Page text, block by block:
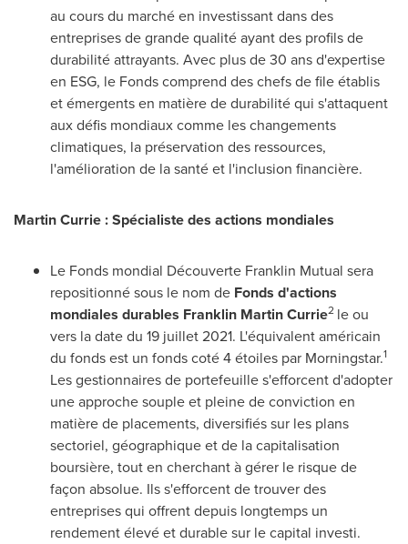
au cours du marché en investissant dans des
entreprises de grande qualité ayant des profils de
durabilité attrayants. Avec plus de 30 ans d'expertise
en ESG, le Fonds comprend des chefs de file établis
et émergents en matière de durabilité qui s'attaquent
aux défis mondiaux comme les changements
climatiques, la préservation des ressources,
l'amélioration de la santé et l'inclusion financière.
Martin Currie: Spécialiste des actions mondiales
Le Fonds mondial Découverte Franklin Mutual sera
repositionné sous le nom de Fonds d'actions
mondiales durables Franklin Martin Currie2 le ou
vers la date du 19 juillet 2021. L'équivalent américain
du fonds est un fonds coté 4 étoiles par Morningstar.1
Les gestionnaires de portefeuille s'efforcent d'adopter
une approche souple et pleine de conviction en
matière de placements, diversifiés sur les plans
sectoriel, géographique et de la capitalisation
boursière, tout en cherchant à gérer le risque de
façon absolue. Ils s'efforcent de trouver des
entreprises qui offrent depuis longtemps un
rendement élevé et durable sur le capital investi.